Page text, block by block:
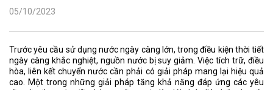
05/10/2023
Trước yêu cầu sử dụng nước ngày càng lớn, trong điều kiện thời tiết
ngày càng khắc nghiệt, nguồn nước bị suy giảm. Việc tích trữ, điều
hòa, liên kết chuyển nước cần phải có giải pháp mang lại hiệu quả
cao. Một trong những giải pháp tăng khả năng đáp ứng các yêu